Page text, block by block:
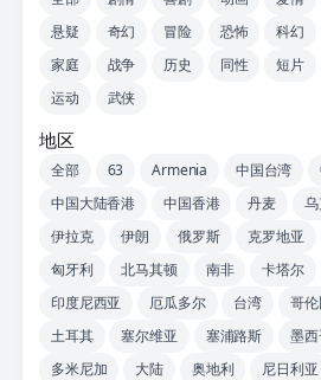
悬疑
奇幻 冒险 恐怖 科幻
家庭
战争 历史 同性 短片
运动
武侠
地区
全部 63 Armenia 中国台湾
中国大陆香港
中国香港 丹麦
伊拉克
伊朗 俄罗斯 克罗地亚
匈牙利
北马其顿 南非 卡塔尔
印度尼西亚
厄瓜多尔 台湾 哥伦
土耳其
塞尔维亚 塞浦路斯 墨
多米尼加
大陆 奥地利 尼日利亚